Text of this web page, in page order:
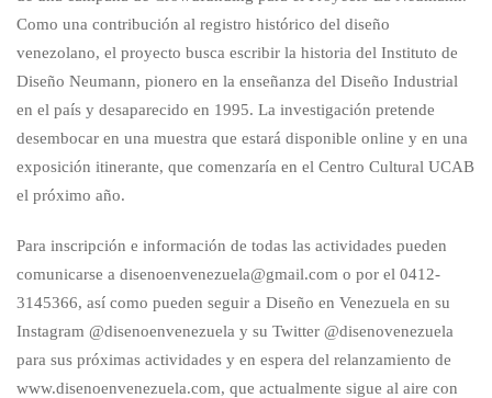
Como una contribución al registro histórico del diseño
venezolano, el proyecto busca escribir la historia del Instituto de
Diseño Neumann, pionero en la enseñanza del Diseño Industrial
en el país y desaparecido en 1995. La investigación pretende
desembocar en una muestra que estará disponible online y en una
exposición itinerante, que comenzaría en el Centro Cultural UCAB
el próximo año.
Para inscripción e información de todas las actividades pueden
comunicarse a disenoenvenezuela@gmail.com o por el 0412-
3145366, así como pueden seguir a Diseño en Venezuela en su
Instagram @disenoenvenezuela y su Twitter @disenovenezuela
para sus próximas actividades y en espera del relanzamiento de
www.disenoenvenezuela.com, que actualmente sigue al aire con